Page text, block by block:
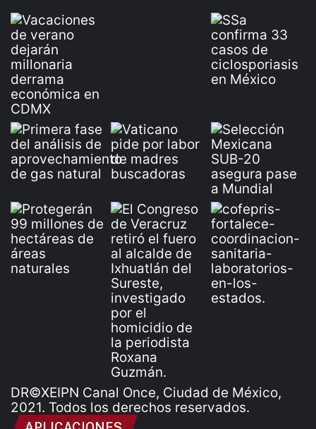
DR©XEIPN Canal Once, Ciudad de México,
2021. Todos los derechos reservados.